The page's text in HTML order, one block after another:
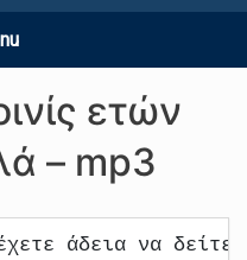
ετών
– mp3
άδεια να δείτε